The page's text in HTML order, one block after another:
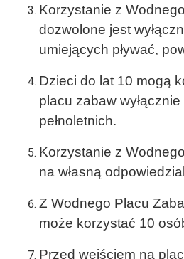
Korzystanie z
dozwolone jest
umiejących pływać,
Dzieci do lat 10 mogą
placu zabaw
pełnoletnich.
Korzystanie z
na własną
Z Wodnego Placu
może korzystać 10
Przed wejściem na